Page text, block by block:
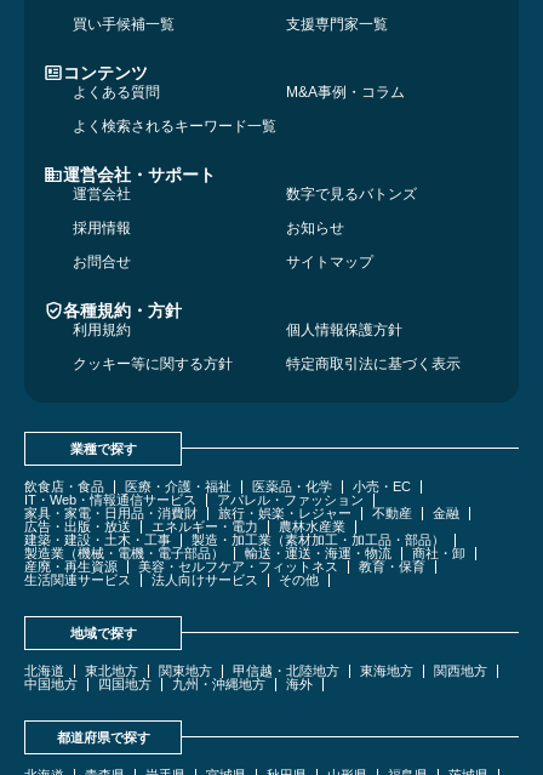
買い手候補一覧
支援専門家一覧
コンテンツ
よくある質問
M&A事例・コラム
よく検索されるキーワード一覧
運営会社・サポート
運営会社
数字で見るバトンズ
採用情報
お知らせ
お問合せ
サイトマップ
各種規約・方針
利用規約
個人情報保護方針
クッキー等に関する方針
特定商取引法に基づく表示
業種で探す
飲食店・食品 医療・介護・福祉 医薬品・化学
小売・EC
IT・Web・情報通信サービス
アパレル・ファッション
家具・家電・日用品・消費財
旅行・娯楽・レジャー 不動産
金融
広告・出版・放送
エネルギー・電力
農林水産業
建築・建設・土木・工事
製造・加工業（素材加工・加工品・部品）
製造業（機械・電機・電子部品）
輸送・運送・海運・物流
商社・卸
産廃・再生資源
美容・セルフケア・フィットネス
教育・保育
生活関連サービス
法人向けサービス その他
地域で探す
北海道 東北地方 関東地方 甲信越・北陸地方 東海地方
関西地方
中国地方
四国地方 九州・沖縄地方 海外
都道府県で探す